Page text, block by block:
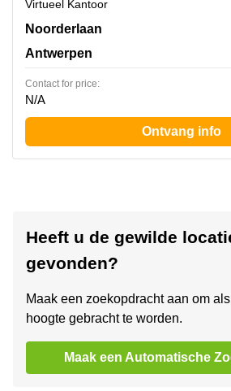
Virtueel Kantoor
Noorderlaan 147, Antwerpen
Noorderlaan
Antwerpen
Contact for price:
N/A
Ontvang info
Heeft u de gewilde
gevonden?
Maak een zoekopdracht aan om
hoogte gebracht te worden.
Maak een Automatische